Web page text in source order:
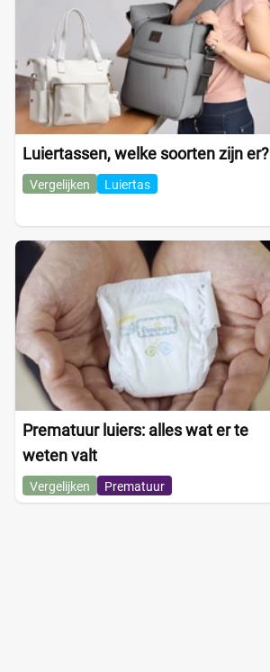
Luiertassen, welke soorten zijn er?
Vergelijken Luiertas
Prematuur luiers: alles wat er te
weten valt
Vergelijken Prematuur